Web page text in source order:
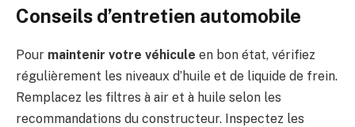
Conseils d’entretien automobile
Pour maintenir votre véhicule en bon état, vérifiez
régulièrement les niveaux d’huile et de liquide de frein.
Remplacez les filtres à air et à huile selon les
recommandations du constructeur. Inspectez les